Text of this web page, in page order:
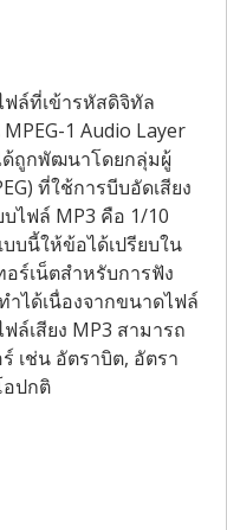
ล์ที่เข้ารหัสดิจิทัล
1 Audio Layer
ด้ถูกพัฒนาโดยกลุ่มผู้
ที่ใช้การบีบอัดเสียง
ไฟล์ MP3 คือ 1/10
บนี้ให้ข้อได้เปรียบใน
อร์เน็ตสำหรับการฟัง
ได้เนื่องจากขนาดไฟล์
ล์เสียง MP3 สามารถ
เช่น อัตราบิต, อัตรา
อปกติ